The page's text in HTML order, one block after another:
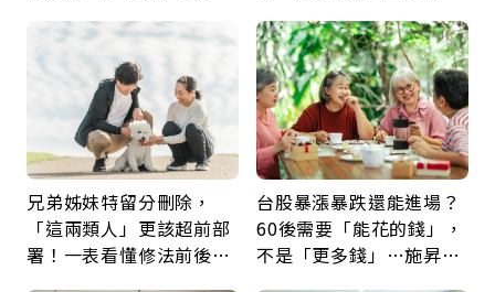
久違的關心
福
兄弟姊妹特留分刪除，
「這兩類人」更該超前部
署！一表看懂修法前後差
台股暴漲暴跌還能進場？
60後需要「能花的錢」，
不是「更多錢」…施昇